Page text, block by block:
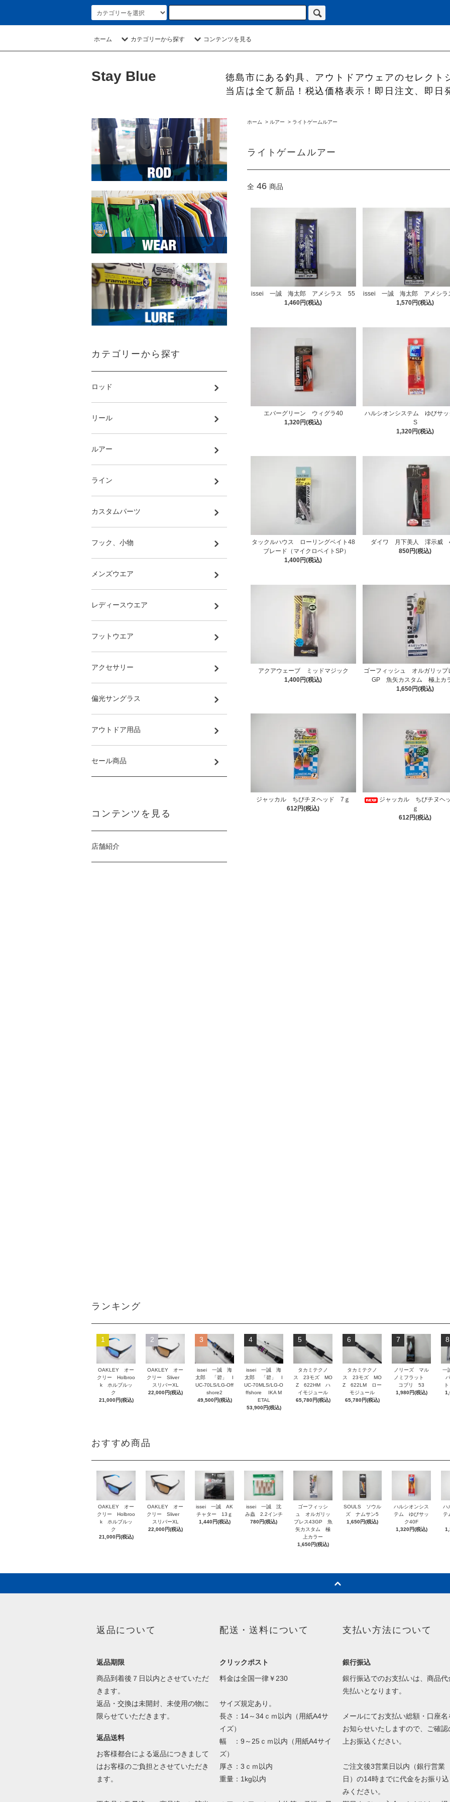
ホーム カテゴリーから探す コンテンツを見る
Stay Blue
徳島市にある釣具、アウトドアウェアのセレクト
当店は全て新品！税込価格表示！即日注文、即日
ホーム > ルアー > ライトゲームルアー
ライトゲームルアー
全 46 商品
issei 一誠 海太郎 アメシラス 55
1,460円(税込)
issei 一誠 海太郎 アメシ
1,570円(税込)
エバーグリーン ウィグラ40
1,320円(税込)
ハルシオンシステム ゆびサッ
S
1,320円(税込)
タックルハウス ローリングベイト48
ブレード（マイクロベイトSP）
1,400円(税込)
ダイワ 月下美人 澪示威
850円(税込)
アクアウェーブ ミッドマジック
1,400円(税込)
ゴーフィッシュ オルガリップ
GP 魚矢カスタム 極上カ
1,650円(税込)
ジャッカル ちびチヌヘッド 7ｇ
612円(税込)
ジャッカル ちびチヌヘ
ｇ
612円(税込)
カテゴリーから探す
ロッド
リール
ルアー
ライン
カスタムパーツ
フック、小物
メンズウエア
レディースウエア
フットウエア
アクセサリー
偏光サングラス
アウトドア用品
セール商品
コンテンツを見る
店舗紹介
ランキング
1
OAKLEY オー
クリー Holbroo
k ホルブルッ
ク
21,000円(税込)
2
OAKLEY オー
クリー Sliver
スリバーXL
22,000円(税込)
3
issei 一誠 海
太郎 「碧」 I
UC-70LS/LG-Off
shore2
49,500円(税込)
4
issei 一誠 海
太郎 「碧」 I
UC-70MLS/LG-O
ffshore IKA M
ETAL
53,900円(税込)
5
タカミテクノ
ス 23モズ MO
Z 622HM ハ
イモジュール
65,780円(税込)
6
タカミテクノ
ス 23モズ MO
Z 622LM ロー
モジュール
65,780円(税込)
7
ノリーズ マル
ノミフラット
コブリ 53
1,980円(税込)
8
一
おすすめ商品
OAKLEY オー
クリー Holbroo
k ホルブルッ
ク
21,000円(税込)
OAKLEY オー
クリー Sliver
スリバーXL
22,000円(税込)
issei 一誠 AK
チャター 13ｇ
1,440円(税込)
issei 一誠 沈
み蟲 2.2インチ
780円(税込)
ゴーフィッシ
ュ オルガリッ
プレス43GP 魚
矢カスタム 極
上カラー
1,650円(税込)
SOULS ソウル
ズ ナムサン5
1,650円(税込)
ハルシオンシス
テム ゆびサッ
ク40F
1,320円(税込)
ハ
テ
返品について
返品期限
商品到着後７日以内とさせていただ
きます。
返品・交換は未開封、未使用の物に
限らせていただきます。
返品送料
お客様都合による返品につきまして
はお客様のご負担とさせていただき
ます。
配送・送料について
クリックポスト
料金は全国一律￥230
サイズ規定あり。
長さ：14～34ｃｍ以内（用紙A4サ
イズ）
幅 ：9～25ｃｍ以内（用紙A4サイ
ズ）
厚さ：3ｃｍ以内
重量：1kg以内
支払い方法について
銀行振込
銀行振込でのお支払いは、商品代
先払いとなります。
メールにてお支払い総額・口座名
お知らせいたしますので、ご確認
上お振込ください。
ご注文後3営業日以内（銀行営業
日）の14時までに代金をお振り込
みください。